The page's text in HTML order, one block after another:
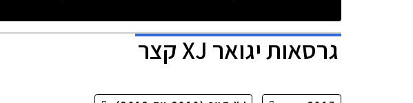
גרסאותיגואר XJ קצר